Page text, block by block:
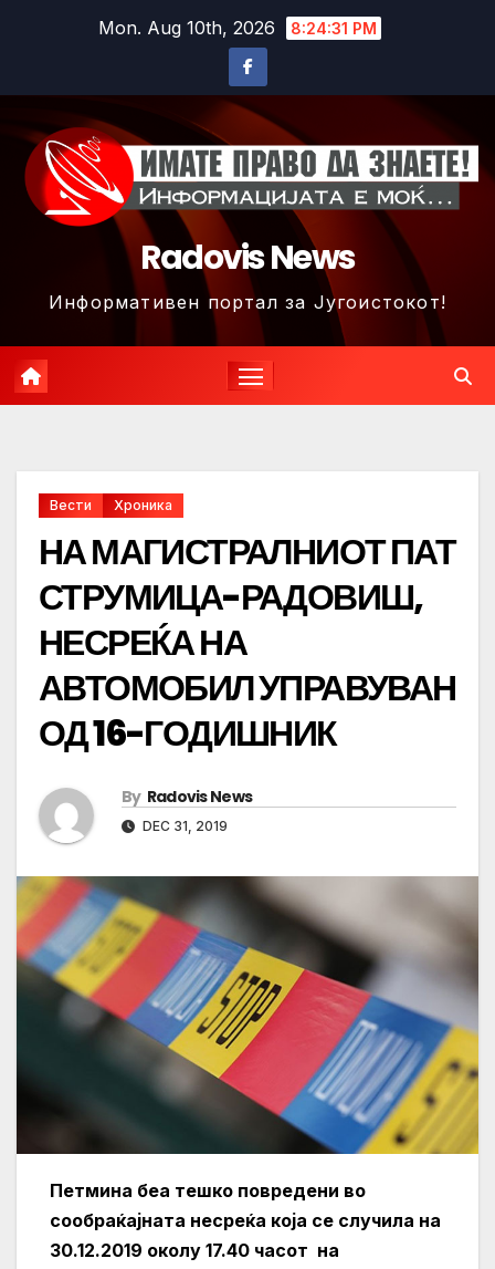
Mon. Aug 10th, 2026 8:24:34 PM
Radovis News
Информативен портал за Југоистокот!
Вести Хроника
НА МАГИСТРАЛНИОТ ПАТ
СТРУМИЦА-РАДОВИШ,
НЕСРЕЌА НА
АВТОМОБИЛ УПРАВУВАН
ОД 16-ГОДИШНИК
By Radovis News
DEC 31, 2019
Петмина беа тешко повредени во
сообраќајната несреќа која се случила на
30.12.2019 околу 17.40 часот на